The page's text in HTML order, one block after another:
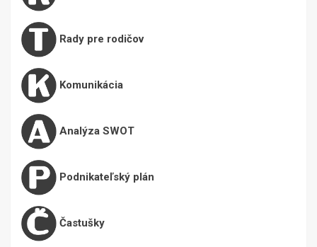
Rady pre rodičov
Komunikácia
Analýza SWOT
Podnikateľský plán
Častušky